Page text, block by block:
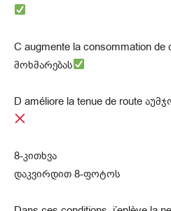
C augmente la consommation de
მოხმარებას
D améliore la tenue de route
8-კითხვა
დაკვირდით 8-ფოტოს